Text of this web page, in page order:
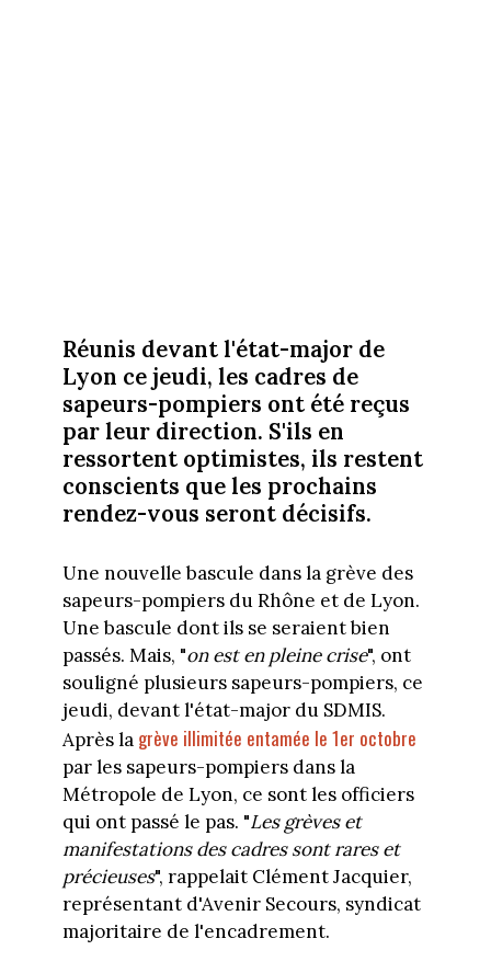
Réunis devant l'état-major de
Lyon ce jeudi, les cadres de
sapeurs-pompiers ont été reçus
par leur direction. S'ils en
ressortent optimistes, ils restent
conscients que les prochains
rendez-vous seront décisifs.
Une nouvelle bascule dans la grève des
sapeurs-pompiers du Rhône et de Lyon.
Une bascule dont ils se seraient bien
passés. Mais, "on est en pleine crise", ont
souligné plusieurs sapeurs-pompiers, ce
jeudi, devant l'état-major du SDMIS.
Après la grève illimitée entamée le 1er octobre
par les sapeurs-pompiers dans la
Métropole de Lyon, ce sont les officiers
qui ont passé le pas. "Les grèves et
manifestations des cadres sont rares et
précieuses", rappelait Clément Jacquier,
représentant d'Avenir Secours, syndicat
majoritaire de l'encadrement.